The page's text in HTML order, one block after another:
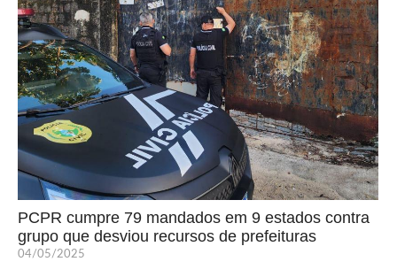
PCPR cumpre 79 mandados em 9 estados contra
grupo que desviou recursos de prefeituras
04/05/2025